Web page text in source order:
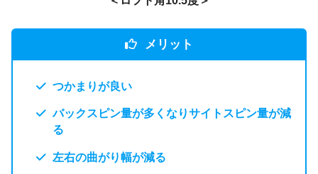
メリット
つかまりが良い
バックスピン量が多くなりサイトスピン量が減
る
左右の曲がり幅が減る